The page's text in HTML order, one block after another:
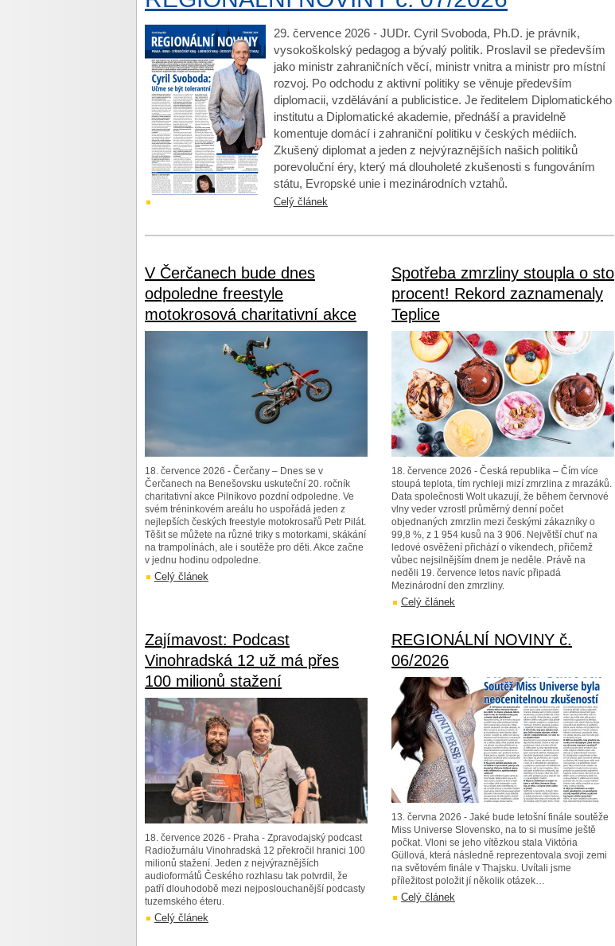
29. července 2026 - JUDr. Cyril Svoboda, Ph.D. je právník,
vysokoškolský pedagog a bývalý politik. Proslavil se především
jako ministr zahraničních věcí, ministr vnitra a ministr pro místní
rozvoj. Po odchodu z aktivní politiky se věnuje především
diplomacii, vzdělávání a publicistice. Je ředitelem Diplomatického
institutu a Diplomatické akademie, přednáší a pravidelně
komentuje domácí i zahraniční politiku v českých médiích.
Zkušený diplomat a jeden z nejvýraznějších našich politiků
porevoluční éry, který má dlouholeté zkušenosti s fungováním
státu, Evropské unie i mezinárodních vztahů.
Celý článek
V Čerčanech bude dnes
odpoledne freestyle
motokrosová charitativní akce
18. července 2026 - Čerčany – Dnes se v
Čerčanech na Benešovsku uskuteční 20. ročník
charitativní akce Pilníkovo pozdní odpoledne. Ve
svém tréninkovém areálu ho uspořádá jeden z
nejlepších českých freestyle motokrosařů Petr Pilát.
Těšit se můžete na různé triky s motorkami, skákání
na trampolínách, ale i soutěže pro děti. Akce začne
v jednu hodinu odpoledne.
Celý článek
Spotřeba zmrzliny stoupla o sto
procent! Rekord zaznamenaly
Teplice
18. července 2026 - Česká republika – Čím více
stoupá teplota, tím rychleji mizí zmrzlina z mrazáků.
Data společnosti Wolt ukazují, že během červnové
vlny veder vzrostl průměrný denní počet
objednaných zmrzlin mezi českými zákazníky o
99,8 %, z 1 954 kusů na 3 906. Největší chuť na
ledové osvěžení přichází o víkendech, přičemž
vůbec nejsilnějším dnem je neděle. Právě na
neděli 19. července letos navíc připadá
Mezinárodní den zmrzliny.
Celý článek
Zajímavost: Podcast
Vinohradská 12 už má přes
100 milionů stažení
18. července 2026 - Praha - Zpravodajský podcast
Radiožurnálu Vinohradská 12 překročil hranici 100
milionů stažení. Jeden z nejvýraznějších
audioformátů Českého rozhlasu tak potvrdil, že
patří dlouhodobě mezi nejposlouchanější podcasty
tuzemského éteru.
Celý článek
REGIONÁLNÍ NOVINY č.
06/2026
13. června 2026 - Jaké bude letošní finále soutěže
Miss Universe Slovensko, na to si musíme ještě
počkat. Vloni se jeho vítězkou stala Viktória
Güllová, která následně reprezentovala svoji zemi
na světovém finále v Thajsku. Uvítali jsme
příležitost položit jí několik otázek…
Celý článek